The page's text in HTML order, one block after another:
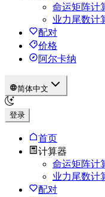
命运矩阵计
业力尾数计
配对
价格
阿尔卡纳
简体中文
登录
首页
计算器
命运矩阵计
业力尾数计
配对